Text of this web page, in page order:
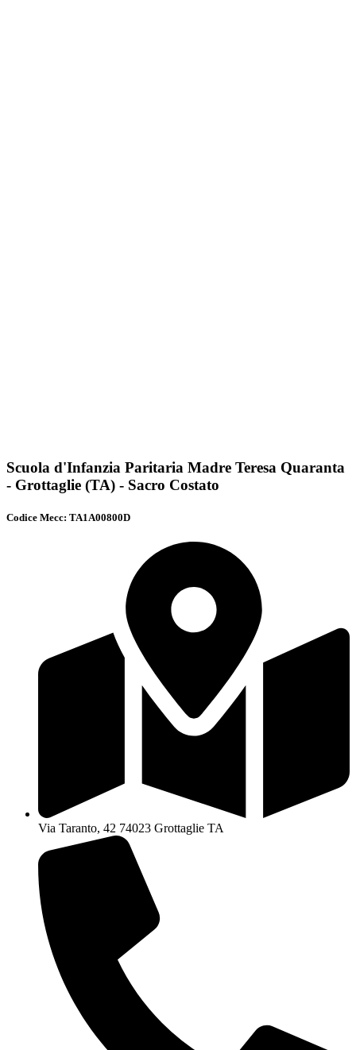
Scuola d'Infanzia Paritaria Madre Teresa Quaranta
- Grottaglie (TA) - Sacro Costato
Codice Mecc: TA1A00800D
Via Taranto, 42 74023 Grottaglie TA